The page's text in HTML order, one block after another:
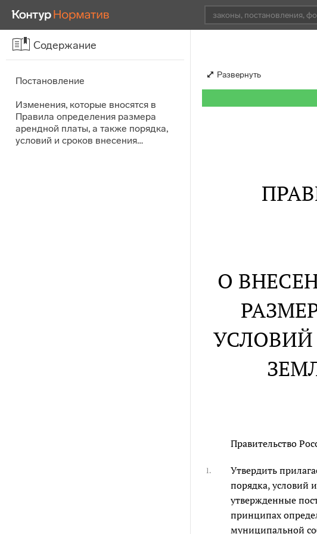
Содержание
Постановление
Изменения, которые вносятся в
Правила определения размера
арендной платы, а также порядка,
условий и сроков внесения…
Развернуть
О
УСЛОВИЙ
Правительство
1. Утвердить
порядка, условий
утвержденные
принципах
муниципальной